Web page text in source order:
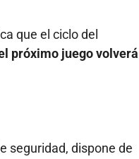
que el ciclo del
próximo juego volverá
seguridad, dispone de